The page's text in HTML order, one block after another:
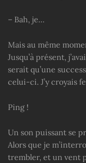
– Bah, je…
Mais au même
Jusqu’à présent,
serait qu’une
celui-ci. J’y croyais
Ping !
Un son puissant se
Alors que je
trembler, et un vent